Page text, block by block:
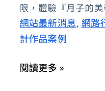
限，體驗『月子的美
網站最新消息, 網路
計作品案例
牌
專
賣
規
閱讀更多 »